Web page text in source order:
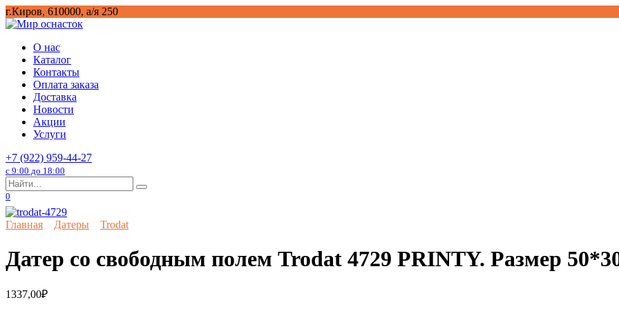
Перейти
к
г.Киров, 610000, а/я 250
О нас
Каталог
Контакты
Оплата заказа
Доставка
Новости
Акции
Услуги
+7 (922) 959-44-27
с 9:00 до 18:00
Search
for:
0
Главная Датеры Trodat
Датер со свободным полем Trodat 4729 PRINTY. Размер
1337,00₽